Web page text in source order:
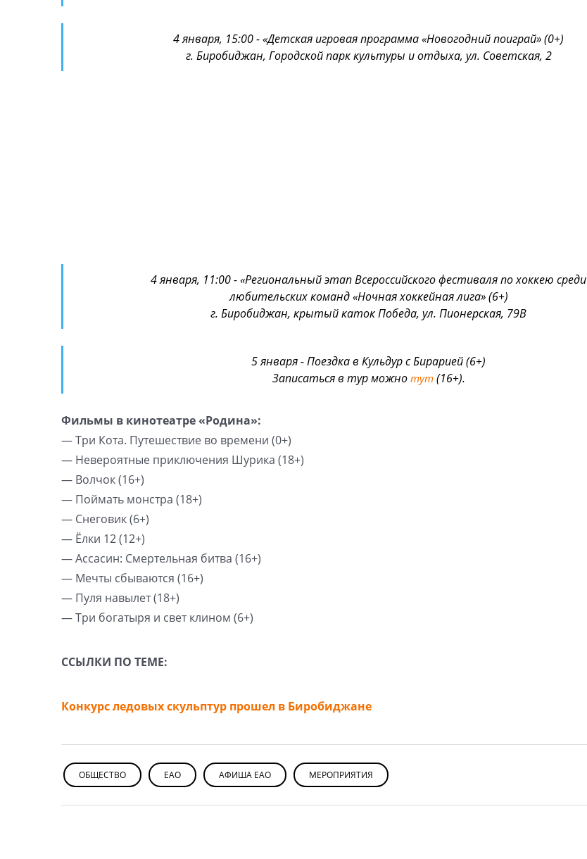
4 января, 15:00 - «Детская игровая программа «Новогодний поиграй» (0+)
г. Биробиджан, Городской парк культуры и отдыха, ул. Советская, 2
4 января, 11:00 - «Региональный этап Всероссийского фестиваля по хоккею среди
любительских команд «Ночная хоккейная лига» (6+)
г. Биробиджан, крытый каток Победа, ул. Пионерская, 79В
5 января - Поездка в Кульдур с Бирарией (6+)
Записаться в тур можно тут(16+).
Фильмы в кинотеатре «Родина»:
— Три Кота. Путешествие во времени (0+)
— Невероятные приключения Шурика (18+)
— Волчок (16+)
— Поймать монстра (18+)
— Снеговик (6+)
— Ёлки 12 (12+)
— Ассасин: Смертельная битва (16+)
— Мечты сбываются (16+)
— Пуля навылет (18+)
— Три богатыря и свет клином (6+)
ССЫЛКИ ПО ТЕМЕ:
Конкурс ледовых скульптур прошел в Биробиджане
ОБЩЕСТВО ЕАО АФИША ЕАО МЕРОПРИЯТИЯ